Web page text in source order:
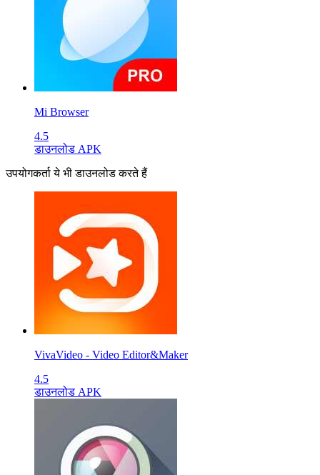
Mi Browser
4.5
डाउनलोड APK
उपयोगकर्ता ये भी डाउनलोड करते हैं
VivaVideo - Video Editor&Maker
4.5
डाउनलोड APK